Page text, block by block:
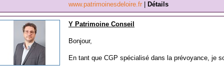
www.patrimoinesdeloire.fr Détails
Y Patrimoine Conseil
Bonjour,
En tant que CGP spécialisé dans la prévoyance, je